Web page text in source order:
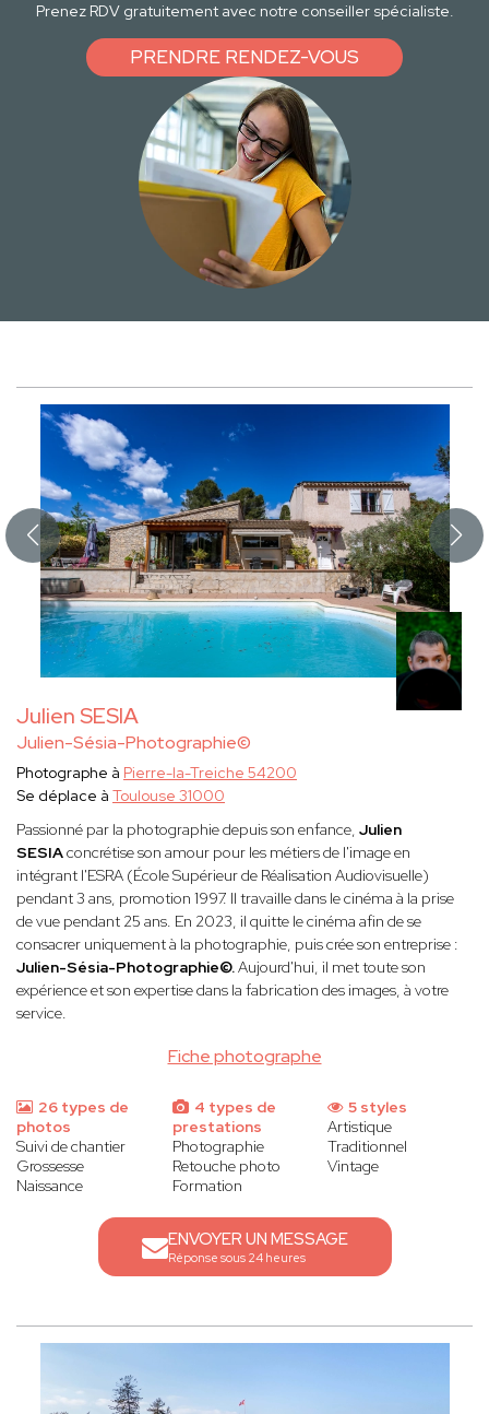
Prenez RDV gratuitement avec notre conseiller spécialiste.
PRENDRE RENDEZ-VOUS
Julien SESIA
Julien-Sésia-Photographie©
Fiche photographe
Photographe à Pierre-la-Treiche 54200
Se déplace à Toulouse 31000
Passionné par la photographie depuis son enfance, Julien
SESIAconcrétise son amour pour les métiers de l'image en
intégrant l'ESRA (École Supérieur de Réalisation Audiovisuelle)
pendant 3 ans, promotion 1997. Il travaille dans le cinéma à la prise
de vue pendant 25 ans. En 2023, il quitte le cinéma afin de se
consacrer uniquement à la photographie, puis crée son entreprise :
Julien-Sésia-Photographie©.Aujourd'hui, il met toute son
expérience et son expertise dans la fabrication des images, à votre
service.
26 types de
photos
Suivi de chantier
Grossesse
Naissance
4 types de
prestations
Photographie
Retouche photo
Formation
5 styles
Artistique
Traditionnel
Vintage
ENVOYER UN MESSAGE
Réponse sous 24 heures